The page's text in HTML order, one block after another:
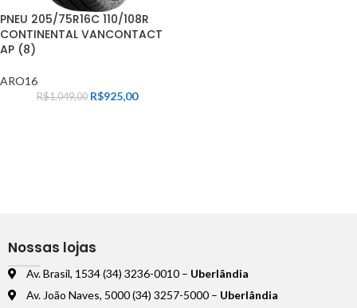
PNEU 205/75R16C 110/108R
CONTINENTAL VANCONTACT
AP (8)
ARO16
R$1.049,00 R$925,00
Nossas lojas
Av. Brasil, 1534 (34) 3236-0010 – Uberlândia
Av. João Naves, 5000 (34) 3257-5000 – Uberlândia